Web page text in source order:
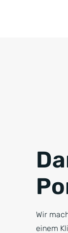
Wir
einem